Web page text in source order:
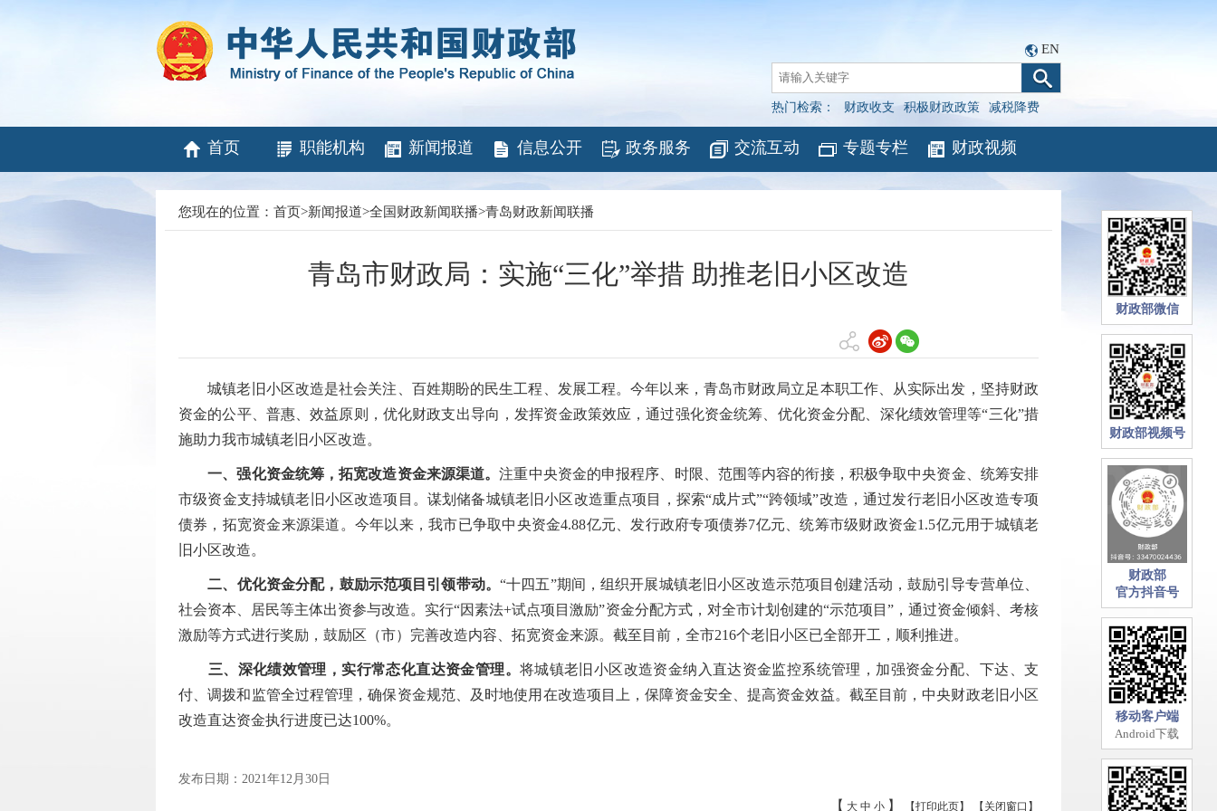
EN
热门检索： 财政收支 积极财政政策 减税降费
首页 职能机构 新闻报道 信息公开 政务服务 交流互动 专题专栏 财政视频
您现在的位置： 首页>新闻报道>全国财政新闻联播>青岛财政新闻联播
青岛市财政局：实施“三化”举措 助推老旧小区改造
城镇老旧小区改造是社会关注、百姓期盼的民生工程、发展工程。今年以来，青岛市财政局立足本职工作、从实际出发，坚持财政
资金的公平、普惠、效益原则，优化财政支出导向，发挥资金政策效应，通过强化资金统筹、优化资金分配、深化绩效管理等“三化”措
施助力我市城镇老旧小区改造。
一、强化资金统筹，拓宽改造资金来源渠道。注重中央资金的申报程序、时限、范围等内容的衔接，积极争取中央资金、统筹安排
市级资金支持城镇老旧小区改造项目。谋划储备城镇老旧小区改造重点项目，探索“成片式”“跨领域”改造，通过发行老旧小区改造专项
债券，拓宽资金来源渠道。今年以来，我市已争取中央资金4.88亿元、发行政府专项债券7亿元、统筹市级财政资金1.5亿元用于城镇老
旧小区改造。
二、优化资金分配，鼓励示范项目引领带动。 “十四五”期间，组织开展城镇老旧小区改造示范项目创建活动，鼓励引导专营单位、
社会资本、居民等主体出资参与改造。实行“因素法+试点项目激励”资金分配方式，对全市计划创建的“示范项目”，通过资金倾斜、考核
激励等方式进行奖励，鼓励区（市）完善改造内容、拓宽资金来源。截至目前，全市216个老旧小区已全部开工，顺利推进。
三、深化绩效管理，实行常态化直达资金管理。 将城镇老旧小区改造资金纳入直达资金监控系统管理，加强资金分配、下达、支
付、调拨和监管全过程管理，确保资金规范、及时地使用在改造项目上，保障资金安全、提高资金效益。截至目前，中央财政老旧小区
改造直达资金执行进度已达100%。
发布日期：2021年12月30日
【 大 中 小 】 【打印此页】 【关闭窗口】
财政部微信
财政部视频号
财政部
官方抖音号
移动客户端
Android下载